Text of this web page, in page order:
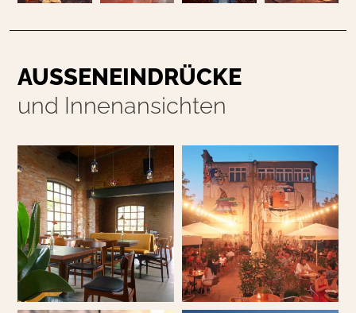
AUSSENEINDRÜCKE
und Innenansichten